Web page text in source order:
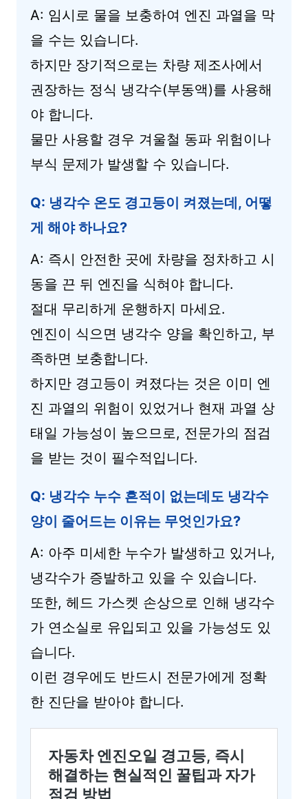
A: 임시로 물을 보충하여 엔진 과열을 막
을 수는 있습니다.
하지만 장기적으로는 차량 제조사에서
권장하는 정식 냉각수(부동액)를 사용해
야 합니다.
물만 사용할 경우 겨울철 동파 위험이나
부식 문제가 발생할 수 있습니다.
Q: 냉각수 온도 경고등이 켜졌는데, 어떻
게 해야 하나요?
A: 즉시 안전한 곳에 차량을 정차하고 시
동을 끈 뒤 엔진을 식혀야 합니다.
절대 무리하게 운행하지 마세요.
엔진이 식으면 냉각수 양을 확인하고, 부
족하면 보충합니다.
하지만 경고등이 켜졌다는 것은 이미 엔
진 과열의 위험이 있었거나 현재 과열 상
태일 가능성이 높으므로, 전문가의 점검
을 받는 것이 필수적입니다.
Q: 냉각수 누수 흔적이 없는데도 냉각수
양이 줄어드는 이유는 무엇인가요?
A: 아주 미세한 누수가 발생하고 있거나,
냉각수가 증발하고 있을 수 있습니다.
또한, 헤드 가스켓 손상으로 인해 냉각수
가 연소실로 유입되고 있을 가능성도 있
습니다.
이런 경우에도 반드시 전문가에게 정확
한 진단을 받아야 합니다.